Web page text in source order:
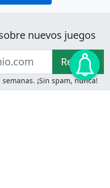
nuevos juegos
Recibir!
¡Sin spam, nunca!